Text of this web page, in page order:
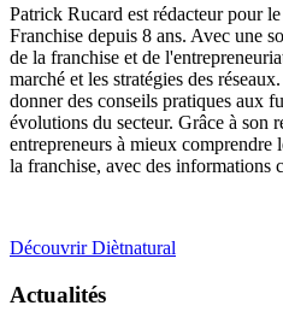
Patrick Rucard est rédacteur pour
Franchise depuis 8 ans. Avec une
de la franchise et de
marché et les stratégies des
donner des conseils pratiques aux
évolutions du secteur. Grâce à son
entrepreneurs à mieux comprendre
la franchise, avec des informations
Découvrir Diètnatural
Actualités